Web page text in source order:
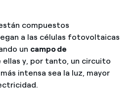
compuestos
a las células fotovoltaicas
un campo de
y, por tanto, un circuito
intensa sea la luz, mayor